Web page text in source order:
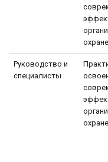
Руководство и
специалисты